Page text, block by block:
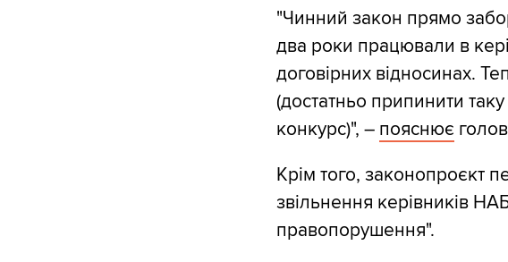
"Чинний закон прямо
два роки працювали в
договірних відносинах.
(достатньо припинити
конкурс)", – пояснює
Крім того, законопроєкт
звільнення керівників
правопорушення".